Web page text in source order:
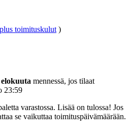
plus toimituskulut )
mennessä, jos tilaat
23:59
varastossa. Lisää on tulossa! Jos
se vaikuttaa toimituspäivämäärään.